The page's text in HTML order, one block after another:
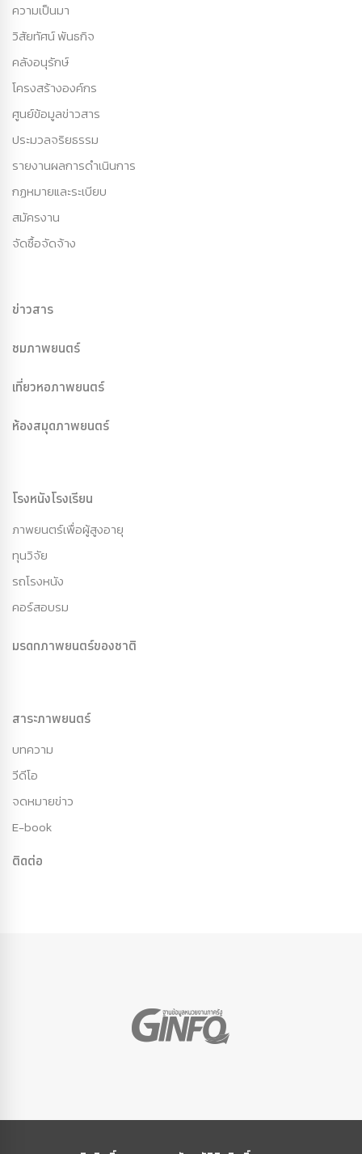
ความเป็นมา
วิสัยทัศน์ พันธกิจ
คลังอนุรักษ์
โครงสร้างองค์กร
ศูนย์ข้อมูลข่าวสาร
ประมวลจริยธรรม
รายงานผลการดำเนินการ
กฏหมายและระเบียบ
สมัครงาน
จัดซื้อจัดจ้าง
ข่าวสาร
ชมภาพยนตร์
เที่ยวหอภาพยนตร์
ห้องสมุดภาพยนตร์
โรงหนังโรงเรียน
ภาพยนตร์เพื่อผู้สูงอายุ
ทุนวิจัย
รถโรงหนัง
คอร์สอบรม
มรดกภาพยนตร์ของชาติ
สาระภาพยนตร์
บทความ
วีดีโอ
จดหมายข่าว
E-book
ติดต่อ